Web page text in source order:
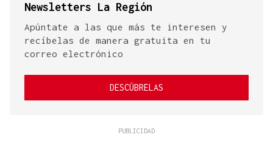
Newsletters La Región
Apúntate a las que más te interesen y
recíbelas de manera gratuita en tu
correo electrónico
DESCÚBRELAS